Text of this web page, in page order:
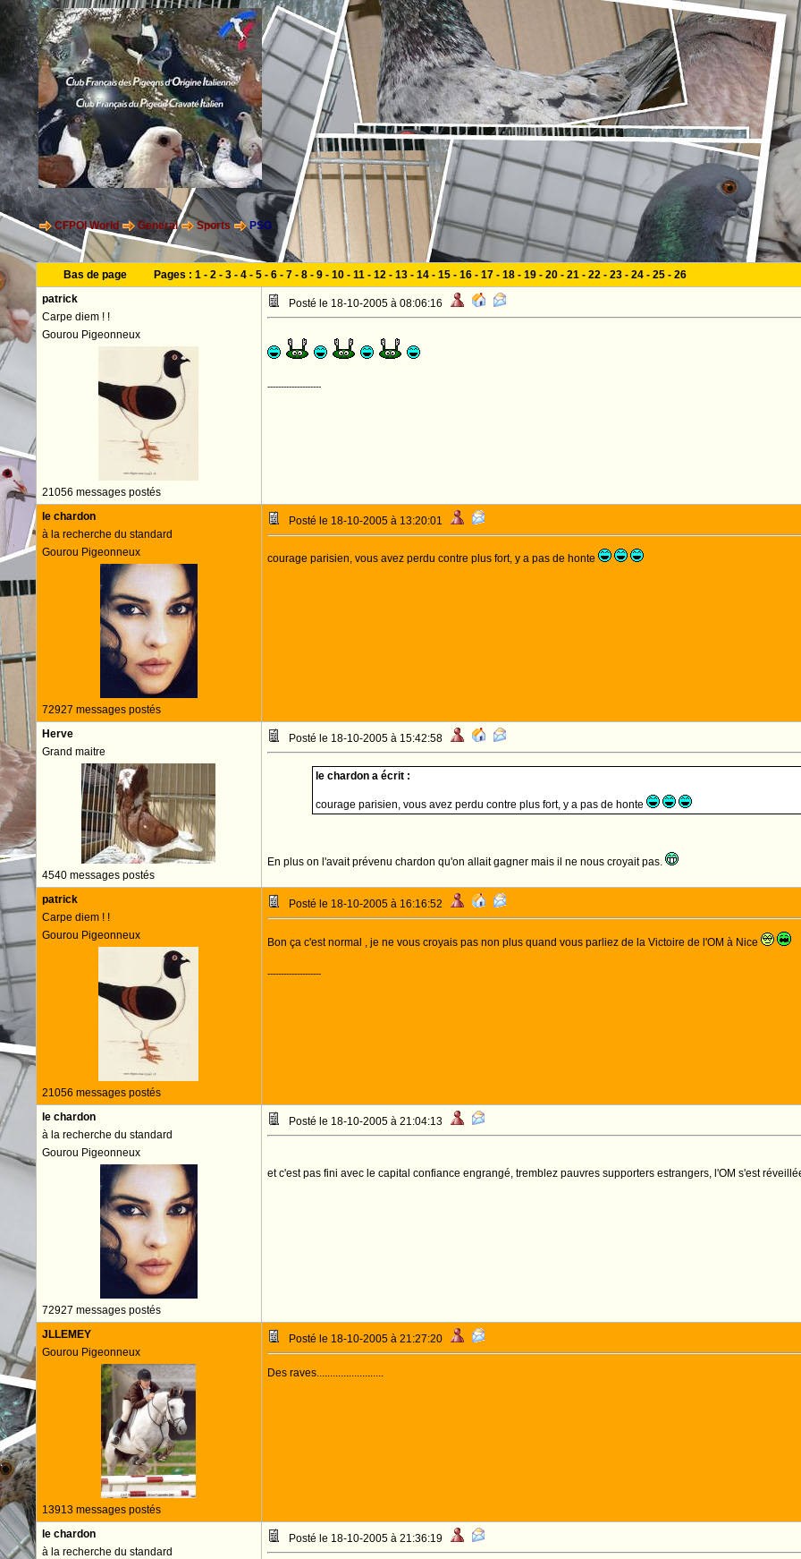
CFPOI World General Sports PSG
Bas de page Pages : 1- 2- 3- 4- 5- 6- 7- 8- 9- 10- 11- 12- 13- 14- 15- 16- 17- 18- 19- 20- 21- 22- 23- 24- 25- 26
patrick
Carpe diem ! !
Gourou Pigeonneux
21056 messages postés
Posté le 18-10-2005 à 08:06:16
--------------------
le chardon
à la recherche du standard
Gourou Pigeonneux
72927 messages postés
Posté le 18-10-2005 à 13:20:01
courage parisien, vous avez perdu contre plus fort, y a pas de honte
Herve
Grand maitre
4540 messages postés
Posté le 18-10-2005 à 15:42:58
le chardon a écrit :
courage parisien, vous avez perdu contre plus fort, y a pas de honte
En plus on l'avait prévenu chardon qu'on allait gagner mais il ne nous croyait pas.
patrick
Carpe diem ! !
Gourou Pigeonneux
21056 messages postés
Posté le 18-10-2005 à 16:16:52
Bon ça c'est normal , je ne vous croyais pas non plus quand vous parliez de la Victoire de l'OM à Nice
--------------------
le chardon
à la recherche du standard
Gourou Pigeonneux
72927 messages postés
Posté le 18-10-2005 à 21:04:13
et c'est pas fini avec le capital confiance engrangé, tremblez pauvres supporters estrangers, l'OM s'est
JLLEMEY
Gourou Pigeonneux
13913 messages postés
Posté le 18-10-2005 à 21:27:20
Des raves.........................
le chardon
à la recherche du standard
Posté le 18-10-2005 à 21:36:19